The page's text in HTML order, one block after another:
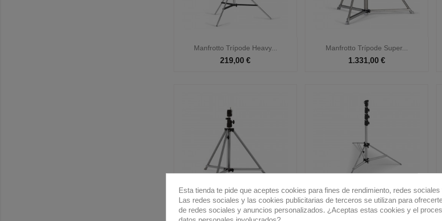
Manfrotto Trípode Heavy...
219,00 €
Vista rápida Manfrotto Trípode Super...
1.331,00 €
Vista rápida
Manfrotto Trípode Follow Spot
Vista rápida 
Esta tienda te pide que aceptes cookies para fines de rendimiento, redes sociales
Las redes sociales y las cookies publicitarias de terceros se utilizan para
de redes sociales y anuncios personalizados. ¿Aceptas estas cookies y el